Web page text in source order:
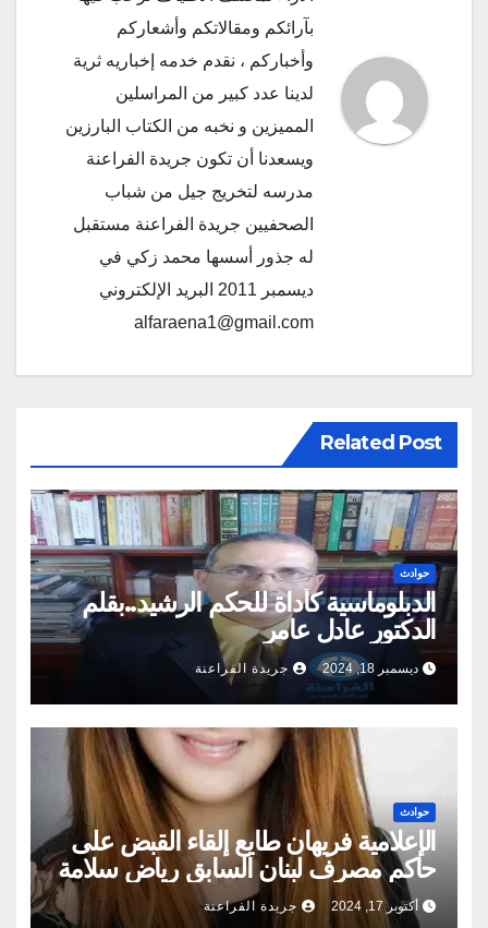
بآرائكم ومقالاتكم وأشعاركم
وأخباركم ، نقدم خدمه إخباريه ثرية
لدينا عدد كبير من المراسلين
المميزين و نخبه من الكتاب البارزين
ويسعدنا أن تكون جريدة الفراعنة
مدرسه لتخريج جيل من شباب
الصحفيين جريدة الفراعنة مستقبل
له جذور أسسها محمد زكي في
ديسمبر 2011 البريد الإلكتروني
alfaraena1@gmail.com
Related Post
حوادث
الدبلوماسية كأداة للحكم الرشيد..بقلم
الدكتور عادل عامر
ديسمبر 18, 2024 جريدة الفراعنة
حوادث
الإعلامية فريهان طايع إلقاء القبض على
حاكم مصرف لبنان السابق رياض سلامة
أكتوبر 17, 2024 جريدة الفراعنة